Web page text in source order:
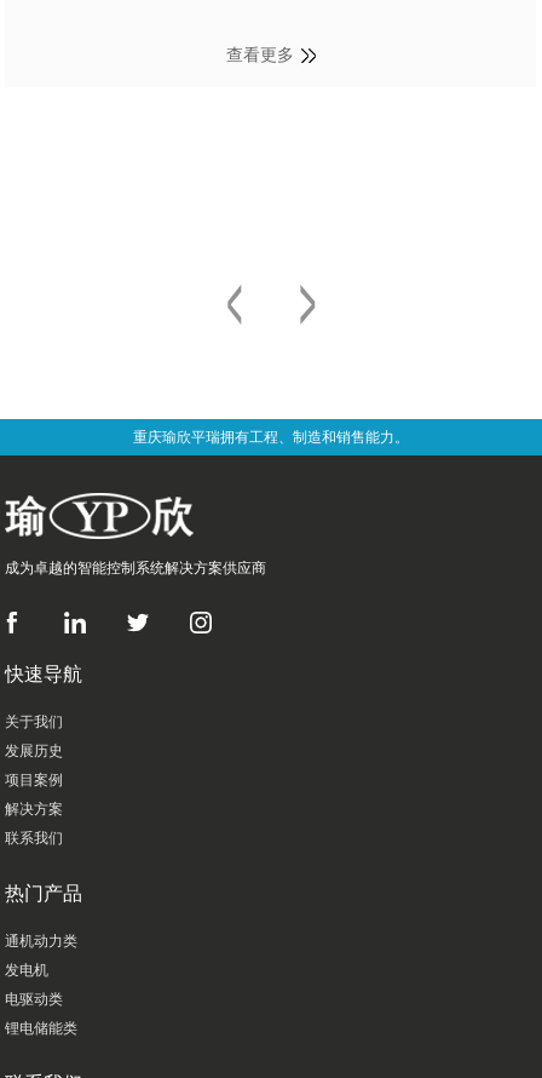
查看更多
重庆瑜欣平瑞拥有工程、制造和销售能力。
成为卓越的智能控制系统解决方案供应商
快速导航
关于我们
发展历史
项目案例
解决方案
联系我们
热门产品
通机动力类
发电机
电驱动类
锂电储能类